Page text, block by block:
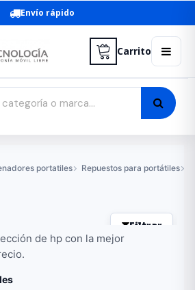
Envío rápido
Carrito
portatiles Repuestos para portátiles
Filtrar
de hp con la mejor